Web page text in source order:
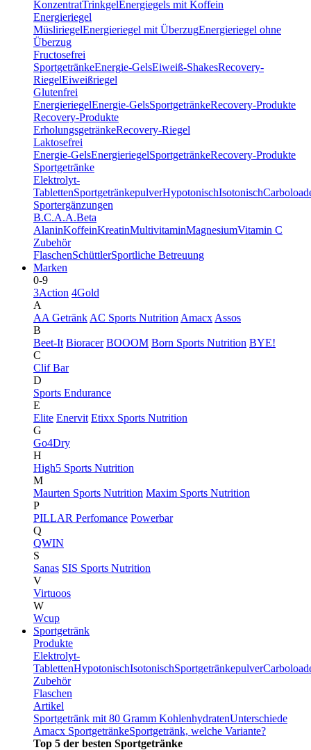
KonzentratTrinkgelEnergiegels mit Koffein
Energieriegel
MüsliriegelEnergieriegel mit ÜberzugEnergieriegel ohne
Überzug
Fructosefrei
SportgetränkeEnergie-GelsEiweiß-ShakesRecovery-
RiegelEiweißriegel
Glutenfrei
EnergieriegelEnergie-GelsSportgetränkeRecovery-Produkte
Recovery-Produkte
ErholungsgetränkeRecovery-Riegel
Laktosefrei
Energie-GelsEnergieriegelSportgetränkeRecovery-Produkte
Sportgetränke
Elektrolyt-
TablettenSportgetränkepulverHypotonischIsotonisch
Sportergänzungen
B.C.A.A.Beta
AlaninKoffeinKreatinMultivitaminMagnesiumVitamin C
Zubehör
FlaschenSchüttlerSportliche Betreuung
Marken
0-9
3Action 4Gold
A
AA Getränk AC Sports Nutrition Amacx Assos
B
Beet-It Bioracer BOOOM Born Sports Nutrition BYE!
C
Clif Bar
D
Sports Endurance
E
Elite Enervit Etixx Sports Nutrition
G
Go4Dry
H
High5 Sports Nutrition
M
Maurten Sports Nutrition Maxim Sports Nutrition
P
PILLAR Perfomance Powerbar
Q
QWIN
S
Sanas SIS Sports Nutrition
V
Virtuoos
W
Wcup
Sportgetränk
Produkte
Elektrolyt-
TablettenHypotonischIsotonischSportgetränkepulver
Zubehör
Flaschen
Artikel
Sportgetränk mit 80 Gramm KohlenhydratenUnterschiede
Amacx SportgetränkeSportgetränk, welche Variante?
Top 5 der besten Sportgetränke